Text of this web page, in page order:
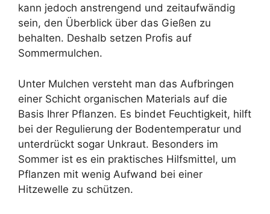
kann jedoch anstrengend und zeitaufwändig
sein, den Überblick über das Gießen zu
behalten. Deshalb setzen Profis auf
Sommermulchen.
Unter Mulchen versteht man das Aufbringen
einer Schicht organischen Materials auf die
Basis Ihrer Pflanzen. Es bindet Feuchtigkeit, hilft
bei der Regulierung der Bodentemperatur und
unterdrückt sogar Unkraut. Besonders im
Sommer ist es ein praktisches Hilfsmittel, um
Pflanzen mit wenig Aufwand bei einer
Hitzewelle zu schützen.